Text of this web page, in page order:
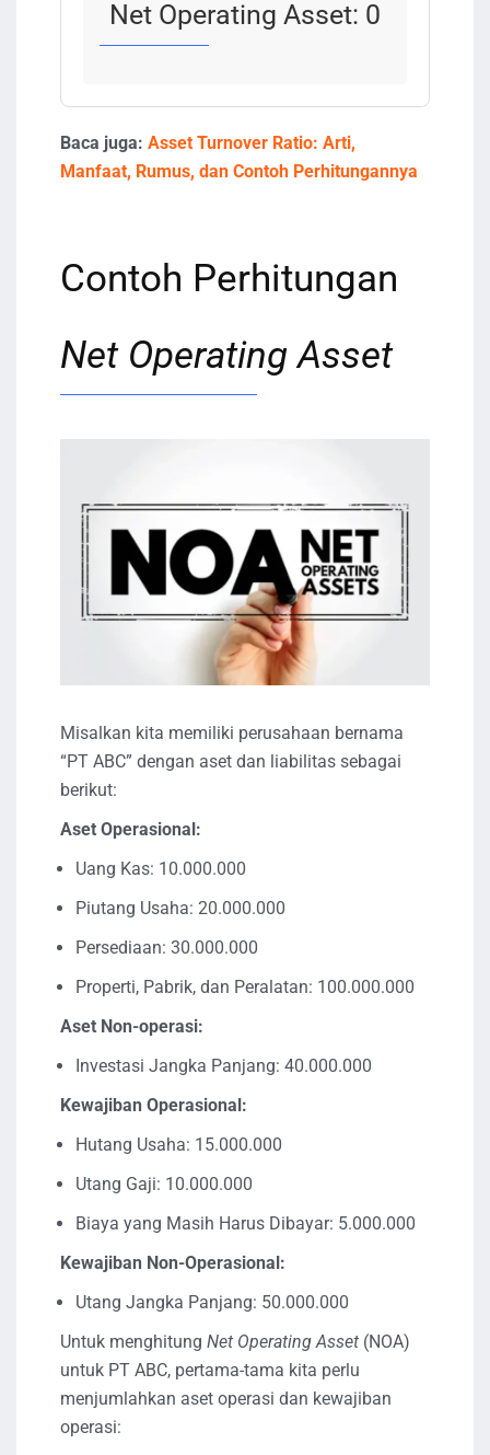
Net Operating Asset: 0
Baca juga: Asset Turnover Ratio: Arti,
Manfaat, Rumus, dan Contoh Perhitungannya
Contoh Perhitungan
Net Operating Asset
Misalkan kita memiliki perusahaan bernama
“PT ABC” dengan aset dan liabilitas sebagai
berikut:
Aset Operasional:
Uang Kas: 10.000.000
Piutang Usaha: 20.000.000
Persediaan: 30.000.000
Properti, Pabrik, dan Peralatan: 100.000.000
Aset Non-operasi:
Investasi Jangka Panjang: 40.000.000
Kewajiban Operasional:
Hutang Usaha: 15.000.000
Utang Gaji: 10.000.000
Biaya yang Masih Harus Dibayar: 5.000.000
Kewajiban Non-Operasional:
Utang Jangka Panjang: 50.000.000
Untuk menghitung Net Operating Asset (NOA)
untuk PT ABC, pertama-tama kita perlu
menjumlahkan aset operasi dan kewajiban
operasi: